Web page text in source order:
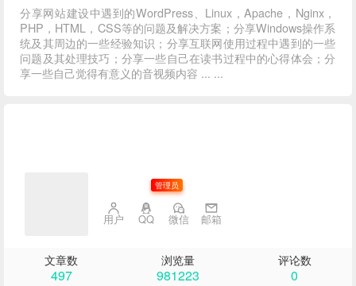
分享网站建设中遇到的WordPress、Linux，Apache，Nginx，
PHP，HTML，CSS等的问题及解决方案；分享Windows操作系
统及其周边的一些经验知识；分享互联网使用过程中遇到的一些
问题及其处理技巧；分享一些自己在读书过程中的心得体会；分
享一些自己觉得有意义的音视频内容 ... ...
管理员
用户 QQ 微信 邮箱
文章数
497
浏览量
981223
评论数
0